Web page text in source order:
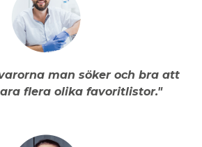
man söker och bra att
flera olika favoritlistor."